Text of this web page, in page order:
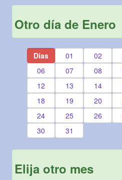
Otro día de Enero
Días 01 02
06
07 08
12
13 14
18
19 20
24
25 26
30
31
Elija otro mes